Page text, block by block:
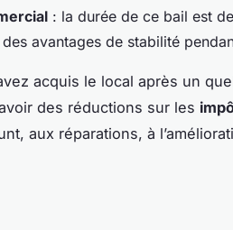
: la durée de ce bail est
avantages de stabilité
acquis le local après un
des réductions sur les
aux réparations, à